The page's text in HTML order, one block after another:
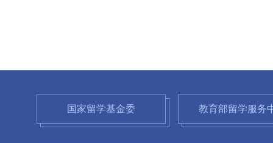
国家留学基金委 教育部留学服务